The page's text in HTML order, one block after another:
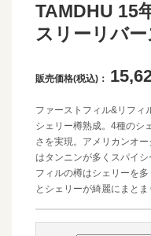
TAMDHU 15
スリーリバ
販売価格(税込)：
ファーストフィル&リフィ
シェリー樽熟成。4種のシ
さを実現。アメリカンオ
はタンニンが多くスパイ
フィルの樽はシェリーを
とシェリーが綺麗にまとま